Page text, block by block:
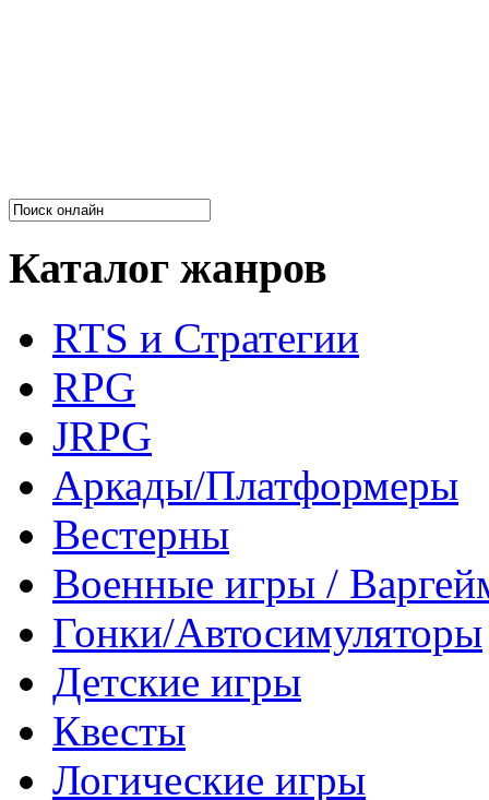
Каталог жанров
RTS и Стратегии
RPG
JRPG
Аркады/Платформеры
Вестерны
Военные игры /
Гонки/Автосимуляторы
Детские игры
Квесты
Логические игры